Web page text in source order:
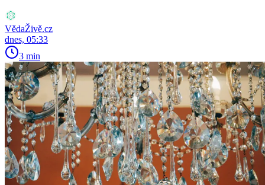
VědaŽivě.cz
dnes, 05:33
3 min